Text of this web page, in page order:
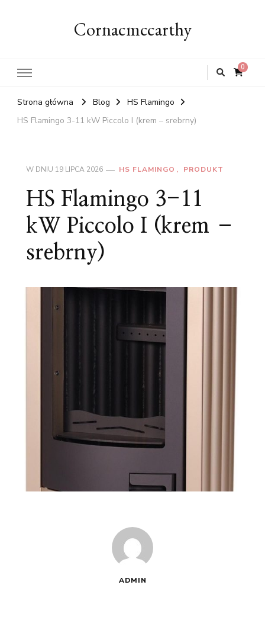
Cornacmccarthy
0
Strona główna Blog
HS Flamingo
HS Flamingo 3-11 kW Piccolo I (krem – srebrny)
W DNIU 19 LIPCA 2026 HS FLAMINGO PRODUKT
HS Flamingo 3-11
kW Piccolo I (krem –
srebrny)
ADMIN